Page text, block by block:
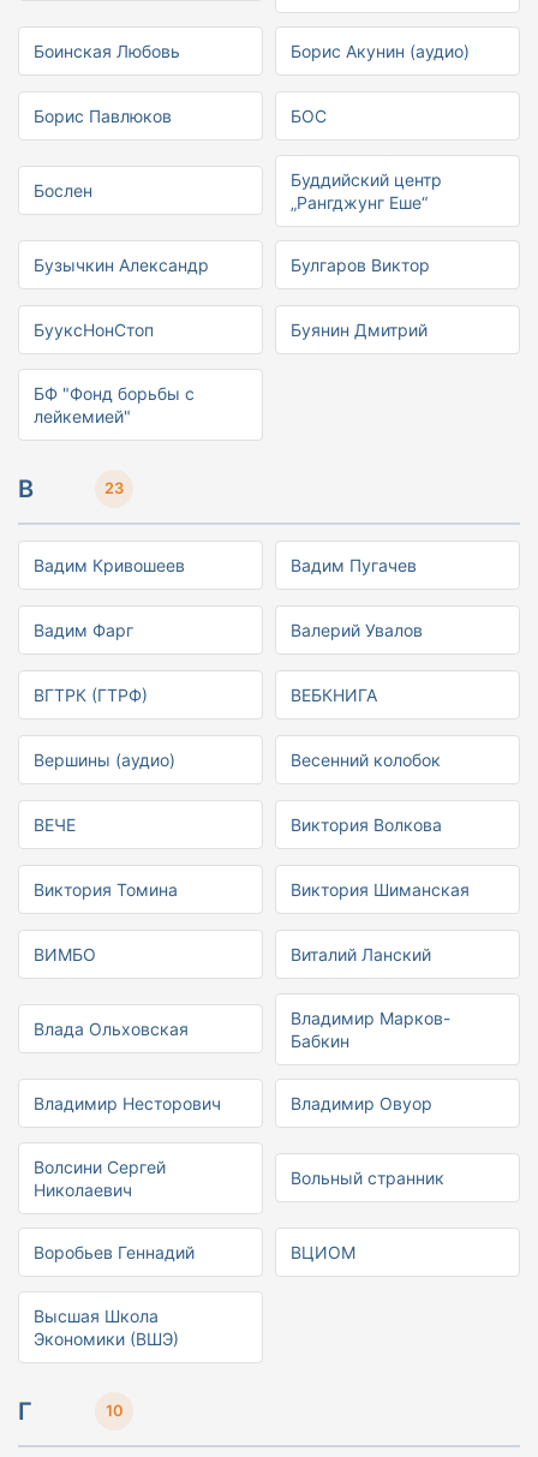
Боинская Любовь Борис Акунин (аудио)
Борис Павлюков БОС
Бослен
Буддийский центр
„Рангджунг Еше“
Бузычкин Александр Булгаров Виктор
БууксНонСтоп Буянин Дмитрий
БФ "Фонд борьбы с
лейкемией"
В 23
Вадим Кривошеев Вадим Пугачев
Вадим Фарг Валерий Увалов
ВГТРК (ГТРФ) ВЕБКНИГА
Вершины (аудио) Весенний колобок
ВЕЧЕ Виктория Волкова
Виктория Томина Виктория Шиманская
ВИМБО Виталий Ланский
Влада Ольховская
Владимир Марков-
Бабкин
Владимир Несторович Владимир Овуор
Волсини Сергей
Николаевич
Вольный странник
Воробьев Геннадий ВЦИОМ
Высшая Школа
Экономики (ВШЭ)
Г 10